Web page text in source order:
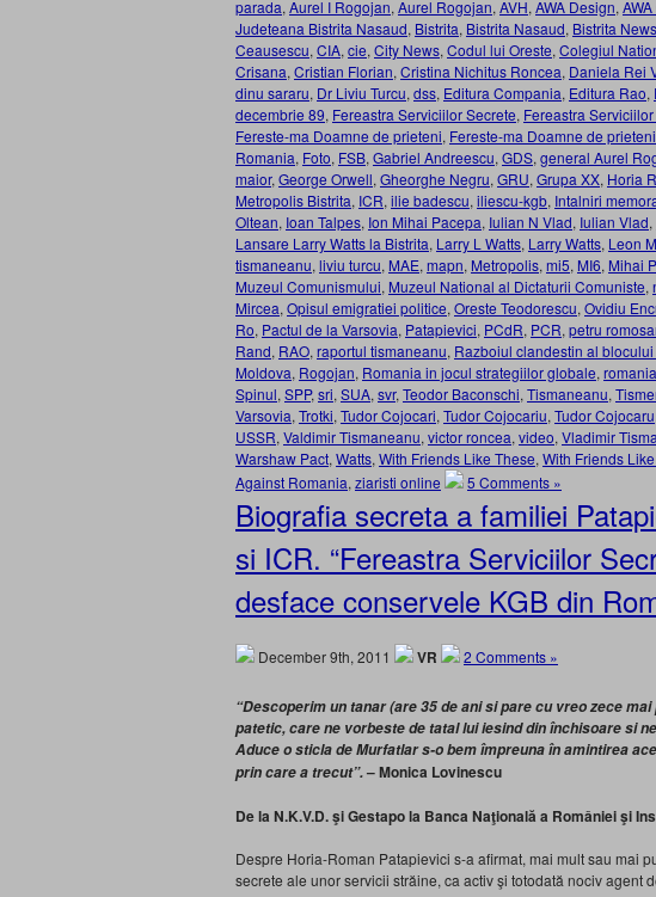
parada, Aurel I Rogojan, Aurel Rogojan, AVH, AWA Design,
Judeteana Bistrita Nasaud, Bistrita, Bistrita Nasaud, Bistrita News
Ceausescu, CIA, cie, City News, Codul lui Oreste, Colegiul
Crisana, Cristian Florian, Cristina Nichitus Roncea, Daniela Rei
dinu sararu, Dr Liviu Turcu, dss, Editura Compania, Editura Rao,
decembrie 89, Fereastra Serviciilor Secrete, Fereastra
Fereste-ma Doamne de prieteni, Fereste-ma Doamne de
Romania, Foto, FSB, Gabriel Andreescu, GDS, general Aurel
maior, George Orwell, Gheorghe Negru, GRU, Grupa XX, Horia
Metropolis Bistrita, ICR, ilie badescu, iliescu-kgb, Intalniri
Oltean, Ioan Talpes, Ion Mihai Pacepa, Iulian N Vlad, Iulian Vlad,
Lansare Larry Watts la Bistrita, Larry L Watts, Larry Watts, Leon
tismaneanu, liviu turcu, MAE, mapn, Metropolis, mi5, MI6, Mihai
Muzeul Comunismului, Muzeul National al Dictaturii Comuniste,
Mircea, Opisul emigratiei politice, Oreste Teodorescu, Ovidiu
Ro, Pactul de la Varsovia, Patapievici, PCdR, PCR, petru
Rand, RAO, raportul tismaneanu, Razboiul clandestin al
Moldova, Rogojan, Romania in jocul strategiilor globale,
Spinul, SPP, sri, SUA, svr, Teodor Baconschi, Tismaneanu,
Varsovia, Trotki, Tudor Cojocari, Tudor Cojocariu, Tudor Cojocaru
USSR, Valdimir Tismaneanu, victor roncea, video, Vladimir
Warshaw Pact, Watts, With Friends Like These, With Friends
Against Romania, ziaristi online 5 Comments »
Biografia secreta a familiei
si ICR. “Fereastra Serviciilor
desface conservele KGB din
December 9th, 2011 VR 2 Comments »
“Descoperim un tanar (are 35 de ani si pare cu vreo zece
patetic, care ne vorbeste de tatal lui iesind din închisoare si
Aduce o sticla de Murfatlar s-o bem împreuna în amintirea
prin care a trecut”.– Monica Lovinescu
De la N.K.V.D. şi Gestapo la Banca Naţională a României şi
Despre Horia-Roman Patapievici s-a afirmat, mai mult sau mai
secrete ale unor servicii străine, ca activ şi totodată nociv agent